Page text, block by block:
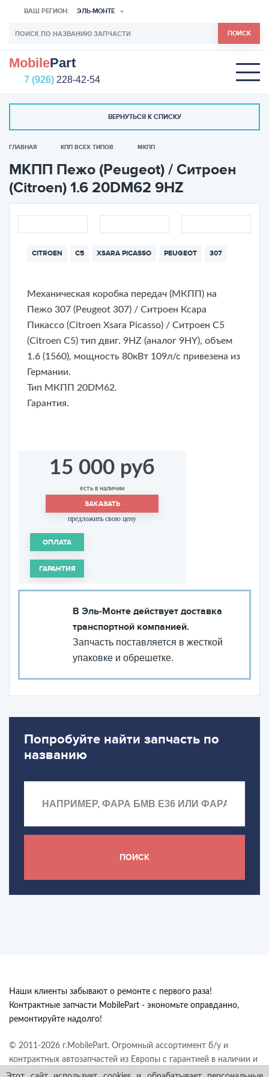
ВАШ РЕГИОН: ЭЛЬ-МОНТЕ
ПОИСК
MobilePart
7 (926) 228-42-54
ВЕРНУТЬСЯ К СПИСКУ
ГЛАВНАЯ КПП ВСЕХ ТИПОВ МКПП
МКПП Пежо (Peugeot) / Ситроен
(Citroen) 1.6 20DM62 9HZ
CITROEN C5 XSARA PICASSO PEUGEOT 307
Механическая коробка передач (МКПП) на
Пежо 307 (Peugeot 307) / Ситроен Ксара
Пикассо (Citroen Xsara Picasso) / Ситроен С5
(Citroen C5) тип двиг. 9HZ (аналог 9HY), объем
1.6 (1560), мощность 80кВт 109л/с привезена из
Германии.
Тип МКПП 20DM62.
Гарантия.
15 000 руб
есть в наличии
ЗАКАЗАТЬ
предложить свою цену
ОПЛАТА
ГАРАНТИЯ
В Эль-Монте действует доставка
транспортной компанией.
Запчасть поставляется в жесткой
упаковке и обрешетке.
Попробуйте найти запчасть по
названию
ПОИСК
Наши клиенты забывают о ремонте с первого раза!
Контрактные запчасти MobilePart - экономьте оправданно,
ремонтируйте надолго!
© 2011-2026 г.MobilePart. Огромный ассортимент б/у и
контрактных автозапчастей из Европы с гарантией в наличии и
под заказ. Все права защищены.